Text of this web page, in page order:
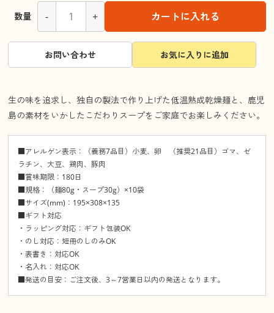
数量 - + カートに入れる
お問い合わせ お気に入りに追加
生の味を追求し、独自の製法で作り上げた低温熟成乾燥麺と、鹿児
島の素材をいかしたこだわりスープをご家庭でお楽しみください。
■アレルゲン表示：（義務7品目）小麦、卵 （推奨21品目）ゴマ、ゼ
ラチン、大豆、鶏肉、豚肉
■賞味期限：180日
■規格：（麺80g・スープ30g）×10袋
■サイズ(mm)：195×308×135
■ギフト対応
・ラッピング対応：ギフト包装OK
・のし対応：短冊のしのみOK
・表書き：対応OK
・名入れ：対応OK
■発送の目安：ご注文後、3～7営業日以内の発送となります。